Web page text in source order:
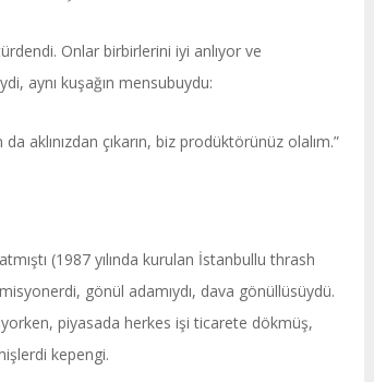
Onlar birbirlerini iyi anlıyor ve
aynı kuşağın mensubuydu:
aklınızdan çıkarın, biz prodüktörünüz olalım.”
(1987 yılında kurulan İstanbullu thrash
gönül adamıydı, dava gönüllüsüydü.
piyasada herkes işi ticarete dökmüş,
kepengi.
Haftanın Pusulası